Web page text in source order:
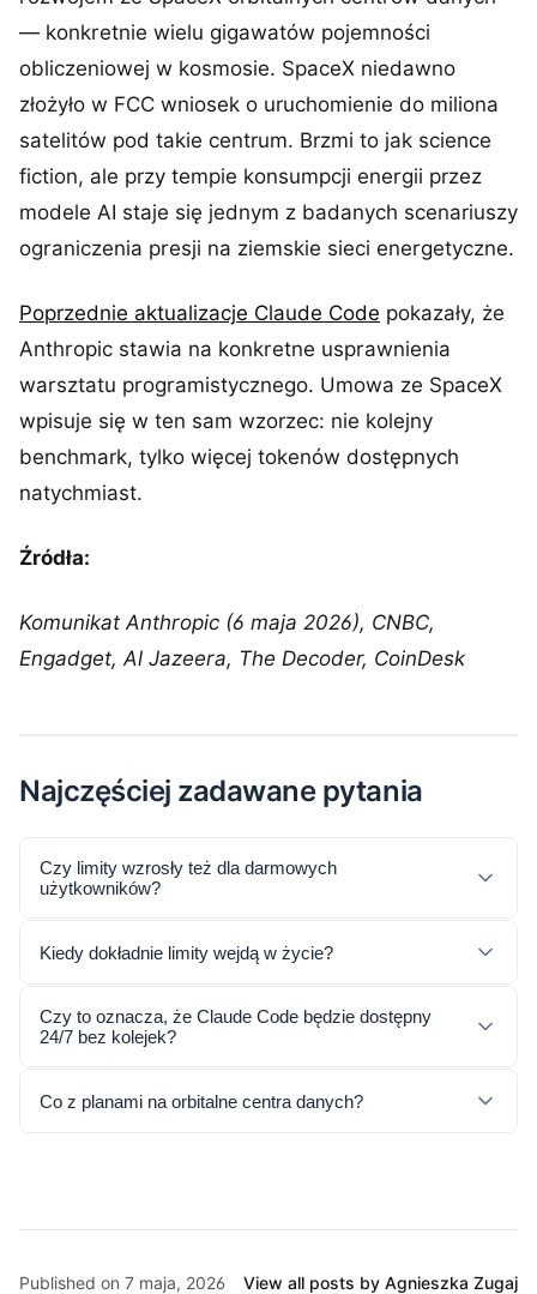
— konkretnie wielu gigawatów pojemności
obliczeniowej w kosmosie. SpaceX niedawno
złożyło w FCC wniosek o uruchomienie do miliona
satelitów pod takie centrum. Brzmi to jak science
fiction, ale przy tempie konsumpcji energii przez
modele AI staje się jednym z badanych scenariuszy
ograniczenia presji na ziemskie sieci energetyczne.
Poprzednie aktualizacje Claude Code pokazały, że
Anthropic stawia na konkretne usprawnienia
warsztatu programistycznego. Umowa ze SpaceX
wpisuje się w ten sam wzorzec: nie kolejny
benchmark, tylko więcej tokenów dostępnych
natychmiast.
Źródła:
Komunikat Anthropic (6 maja 2026), CNBC,
Engadget, Al Jazeera, The Decoder, CoinDesk
Najczęściej zadawane pytania
Czy limity wzrosły też dla darmowych
użytkowników?
Kiedy dokładnie limity wejdą w życie?
Czy to oznacza, że Claude Code będzie dostępny
24/7 bez kolejek?
Co z planami na orbitalne centra danych?
Published on 7 maja, 2026 View all posts by Agnieszka Zugaj